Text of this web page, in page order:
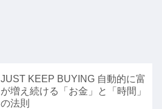
JUST KEEP BUYING 自動的に富
が増え続ける「お金」と「時間」
の法則